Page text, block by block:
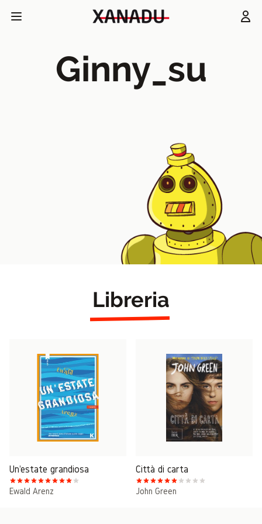
Ginny_su
Libreria
Un'estate grandiosa
Ewald Arenz
Città di carta
John Green